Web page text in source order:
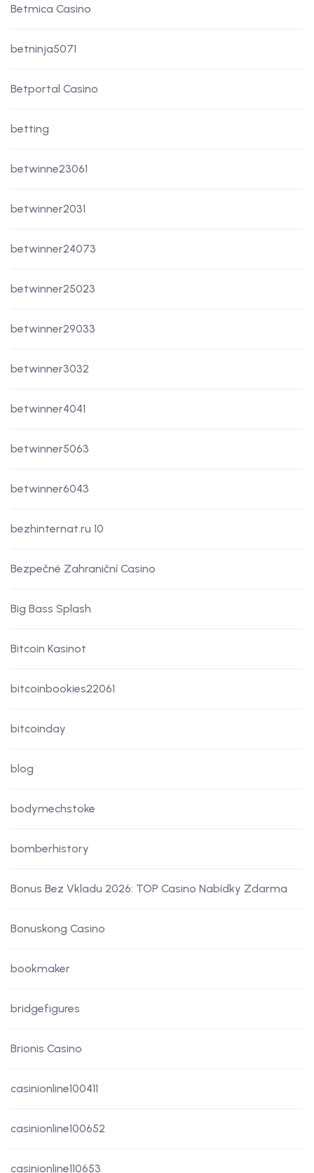
Betmica Casino
betninja5071
Betportal Casino
betting
betwinne23061
betwinner2031
betwinner24073
betwinner25023
betwinner29033
betwinner3032
betwinner4041
betwinner5063
betwinner6043
bezhinternat.ru 10
Bezpečné Zahraniční Casino
Big Bass Splash
Bitcoin Kasinot
bitcoinbookies22061
bitcoinday
blog
bodymechstoke
bomberhistory
Bonus Bez Vkladu 2026: TOP Casino Nabídky Zdarma
Bonuskong Casino
bookmaker
bridgefigures
Brionis Casino
casinionline100411
casinionline100652
casinionline110653